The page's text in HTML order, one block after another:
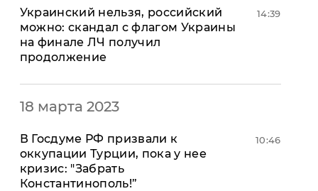
Спорт
Культура
Война на Донбассе и в
Крыму
"ЛНР"
Новости Крыма
Армия Украины
Лайф стайл
Стиль Диалога
Пресс-релизы
Пресс-релизы
Авторское
Украинский нельзя, российский
можно: скандал с флагом Украины
на финале ЛЧ получил
продолжение
14:39
18 марта 2023
​В Госдуме РФ призвали к
оккупации Турции, пока у нее
кризис: "Забрать
Константинополь!”
10:46